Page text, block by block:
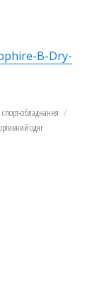
B-Dry-
спорт-обладнання
одяг